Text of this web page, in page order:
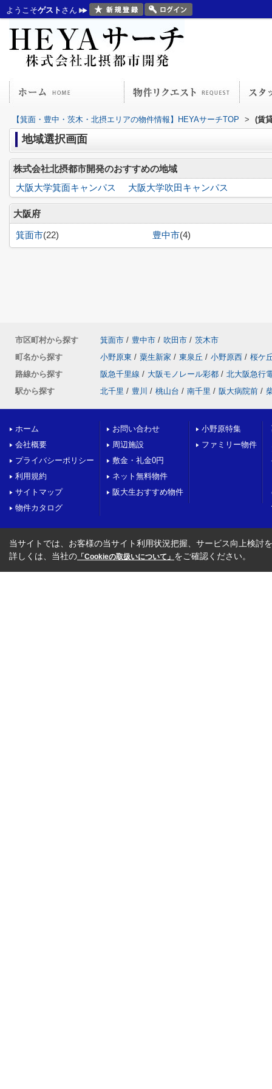
ようこそゲスト さん
【箕面・豊中・茨木・北摂エリアの物件情報】HEYAサーチTOP > (賃
地域選択画面
株式会社北摂都市開発のおすすめの地域
大阪大学箕面キャンパス
大阪大学吹田キャンパス
大阪府
箕面市(22) 豊中市(4)
市区町村から探す 箕面市 / 豊中市 / 吹田市 / 茨木市
町名から探す
小野原東 / 粟生新家 / 東泉丘 / 小野原西 / 桜ケ
路線から探す
阪急千里線 / 大阪モノレール彩都 / 北大阪急行
駅から探す
北千里 / 豊川 / 桃山台 / 南千里 / 阪大病院前 /
ホーム
会社概要
プライバシーポリシー
利用規約
サイトマップ
物件カタログ
お問い合わせ
周辺施設
敷金・礼金0円
ネット無料物件
阪大生おすすめ物件
小野原特集
ファミリー物件
当サイトでは、お客様の当サイト利用状況把握、サービス向上検討
詳しくは、当社の 「Cookieの取扱いについて」 をご確認ください。